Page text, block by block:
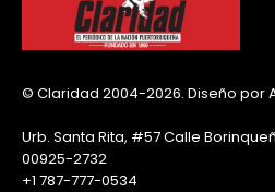
© Claridad 2004-2026. Diseño por
Urb. Santa Rita, #57 Calle
00925-2732
+1 787-777-0534